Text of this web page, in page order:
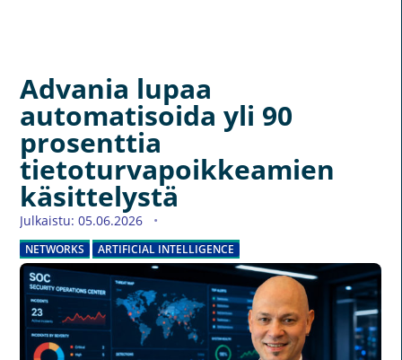
Advania lupaa
automatisoida yli 90
prosenttia
tietoturvapoikkeamien
käsittelystä
Julkaistu: 05.06.2026
NETWORKS ARTIFICIAL INTELLIGENCE